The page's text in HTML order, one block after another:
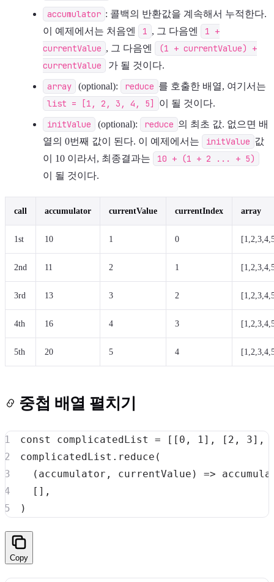
accumulator : 콜백의 반환값을 계속해서 누적한다.
이 예제에서는 처음엔
1 , 그 다음엔
1 +
currentValue , 그 다음엔
(1 + currentValue) +
currentValue
가 될 것이다.
array (optional): reduce 를 호출한 배열, 여기서는
list = [1, 2, 3, 4, 5] 이 될 것이다.
initValue (optional): reduce 의 최초 값. 없으면 배
열의 0번째 값이 된다. 이 예제에서는
initValue 값
이 10 이라서, 최종결과는
10 + (1 + 2 ... + 5)
이 될 것이다.
call accumulator currentValue currentIndex array
1st 10 1 0
2nd 11 2 1
3rd 13 3 2
4th 16 4 3
5th 20 5 4
중첩 배열 펼치기
const complicatedList = [ [ 0 , 1] , [ 2 , 3] ,
complicatedList . reduce (
( accumulator , currentValue ) =>
[ ] ,
)
Copy